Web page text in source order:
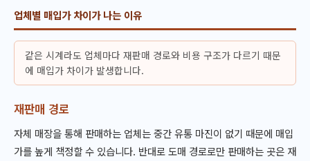
업체별 매입가 차이가 나는 이유
같은 시계라도 업체마다 재판매 경로와 비용 구조가 다르기 때문
에 매입가 차이가 발생합니다.
재판매 경로
자체 매장을 통해 판매하는 업체는 중간 유통 마진이 없기 때문에 매입
가를 높게 책정할 수 있습니다. 반대로 도매 경로로만 판매하는 곳은 재